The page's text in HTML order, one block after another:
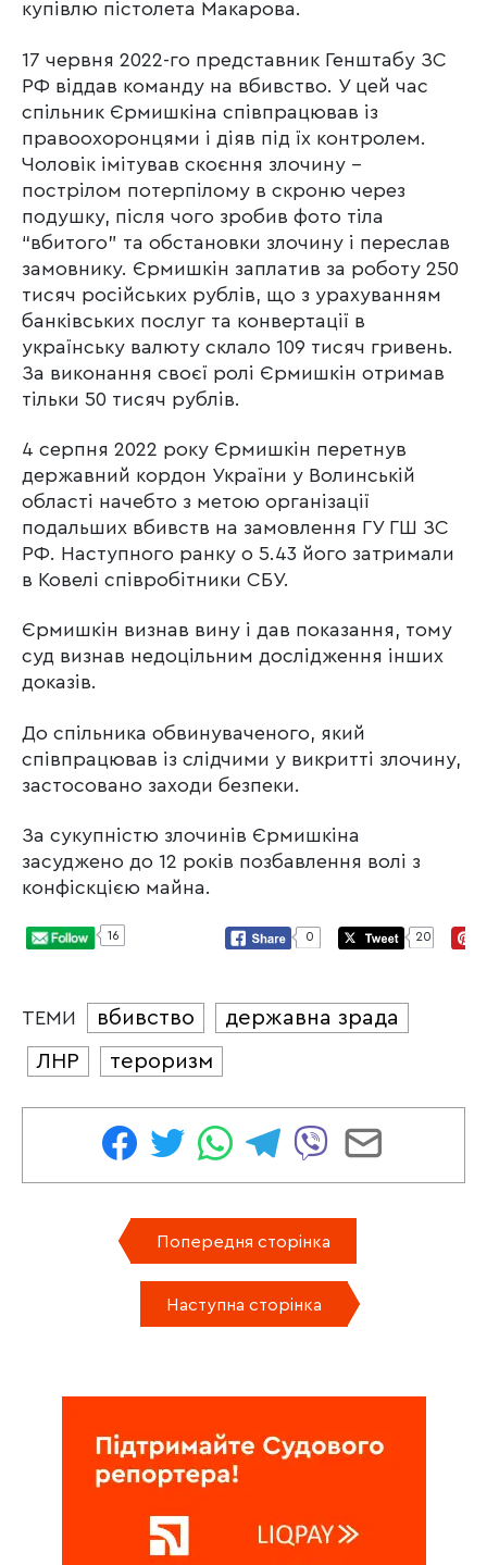
купівлю пістолета Макарова.
17 червня 2022-го представник Генштабу ЗС
РФ віддав команду на вбивство. У цей час
спільник Єрмишкіна співпрацював із
правоохоронцями і діяв під їх контролем.
Чоловік імітував скоєння злочину –
пострілом потерпілому в скроню через
подушку, після чого зробив фото тіла
“вбитого” та обстановки злочину і переслав
замовнику. Єрмишкін заплатив за роботу 250
тисяч російських рублів, що з урахуванням
банківських послуг та конвертації в
українську валюту склало 109 тисяч гривень.
За виконання своєї ролі Єрмишкін отримав
тільки 50 тисяч рублів.
4 серпня 2022 року Єрмишкін перетнув
державний кордон України у Волинській
області начебто з метою організації
подальших вбивств на замовлення ГУ ГШ ЗС
РФ. Наступного ранку о 5.43 його затримали
в Ковелі співробітники СБУ.
Єрмишкін визнав вину і дав показання, тому
суд визнав недоцільним дослідження інших
доказів.
До спільника обвинуваченого, який
співпрацював із слідчими у викритті злочину,
застосовано заходи безпеки.
За сукупністю злочинів Єрмишкіна
засуджено до 12 років позбавлення волі з
конфіскцією майна.
16 0 20
ТЕМИ вбивство
державна зрада
ЛНР
тероризм
Попередня сторінка
Наступна сторінка